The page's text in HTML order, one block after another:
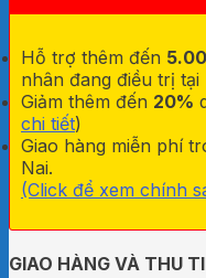
Hỗ trợ thêm đến
nhân đang điều trị tại
Giảm thêm đến 20%
chi tiết)
Giao hàng miễn phí
Nai.
(Click để xem chính
GIAO HÀNG VÀ THU